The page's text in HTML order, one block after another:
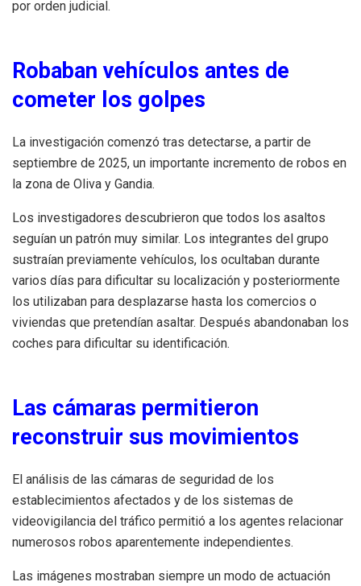
por orden judicial.
Robaban vehículos antes de
cometer los golpes
La investigación comenzó tras detectarse, a partir de
septiembre de 2025, un importante incremento de robos en
la zona de Oliva y Gandia.
Los investigadores descubrieron que todos los asaltos
seguían un patrón muy similar. Los integrantes del grupo
sustraían previamente vehículos, los ocultaban durante
varios días para dificultar su localización y posteriormente
los utilizaban para desplazarse hasta los comercios o
viviendas que pretendían asaltar. Después abandonaban los
coches para dificultar su identificación.
Las cámaras permitieron
reconstruir sus movimientos
El análisis de las cámaras de seguridad de los
establecimientos afectados y de los sistemas de
videovigilancia del tráfico permitió a los agentes relacionar
numerosos robos aparentemente independientes.
Las imágenes mostraban siempre un modo de actuación